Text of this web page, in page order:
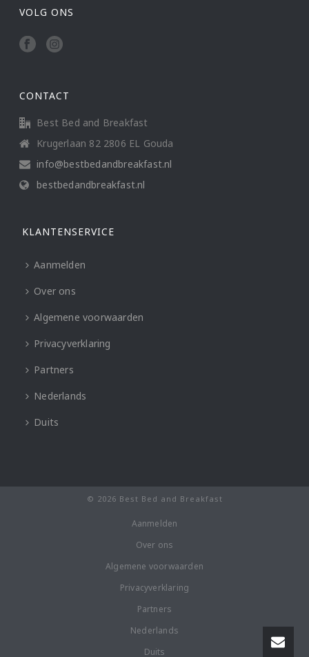
VOLG ONS
CONTACT
Best Bed and Breakfast
Krugerlaan 82 2806 EL Gouda
info@bestbedandbreakfast.nl
bestbedandbreakfast.nl
KLANTENSERVICE
Aanmelden
Over ons
Algemene voorwaarden
Privacyverklaring
Partners
Nederlands
Duits
© 2026 Best Bed and Breakfast
Aanmelden
Over ons
Algemene voorwaarden
Privacyverklaring
Partners
Nederlands
Duits